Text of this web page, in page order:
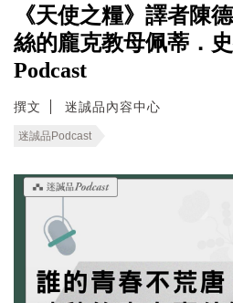
《天使之糧》譯者陳
絲的龐克教母佩蒂．
Podcast
撰文 迷誠品內容中心
迷誠品Podcast